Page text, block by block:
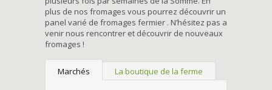
plus de nos fromages vous pourrez découvrir un
panel varié de fromages fermier . N’hésitez pas a
venir nous rencontrer et découvrir de nouveaux
fromages !
Marchés La boutique de la ferme